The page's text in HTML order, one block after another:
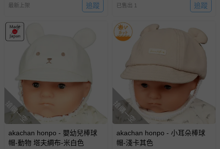
最新上架 追蹤 已售出 1 追蹤
搶購一空
akachan honpo - 嬰幼兒棒球
帽-動物 塔夫綢布-米白色
搶購一空
akachan honpo - 小耳朵棒球
帽-淺卡其色